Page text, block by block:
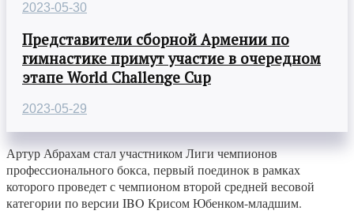
2023-05-30
Представители сборной Армении по
гимнастике примут участие в очередном
этапе World Challenge Cup
2023-05-29
Артур Абрахам стал участником Лиги чемпионов
профессионального бокса, первый поединок в рамках
которого проведет с чемпионом второй средней весовой
категории по версии IBO Крисом Юбенком-младшим.